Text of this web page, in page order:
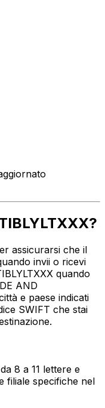
assicurarsi che il
invii o ricevi
quando
AND
e paese indicati
SWIFT che stai
8 a 11 lettere e
filiale specifiche nel